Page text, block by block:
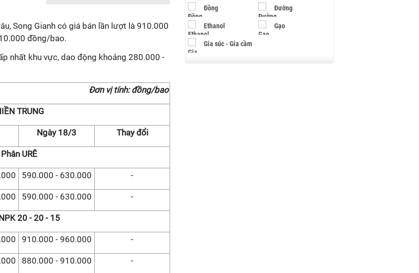
Song Gianh có giá bán lần lượt là 910.000
đồng/bao.
nhất khu vực, dao động khoảng 280.000 -
Đơn vị tính: đồng/bao
TRUNG
Ngày 18/3 Thay đổi
Phân URÊ
590.000 - 630.000 -
590.000 - 630.000 -
20 - 20 - 15
910.000 - 960.000 -
880.000 - 910.000 -
Đồng Đường
Ethanol Gạo
Gia súc - Gia cầm